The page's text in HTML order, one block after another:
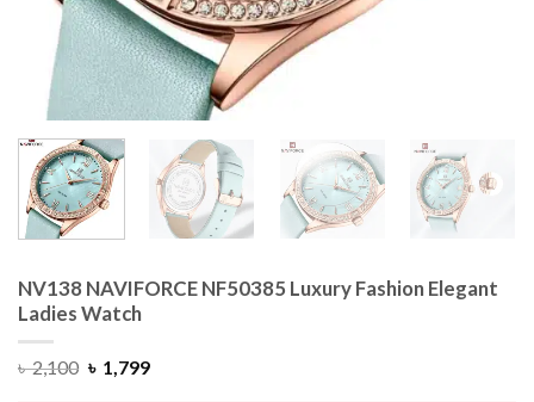
NV138 NAVIFORCE NF50385 Luxury Fashion Elegant
Ladies Watch
৳2,100 ৳ 1,799